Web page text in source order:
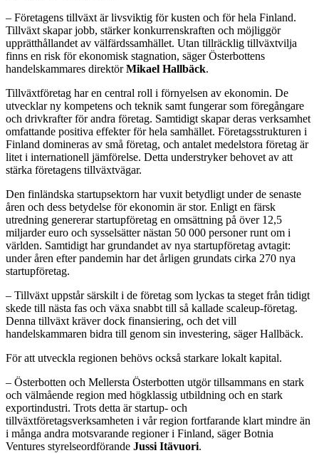
– Företagens tillväxt är livsviktig för kusten och för hela Finland.
Tillväxt skapar jobb, stärker konkurrenskraften och möjliggör
upprätthållandet av välfärdssamhället. Utan tillräcklig tillväxtvilja
finns en risk för ekonomisk stagnation, säger Österbottens
handelskammares direktörMikael Hallbäck.
Tillväxtföretag har en central roll i förnyelsen av ekonomin. De
utvecklar ny kompetens och teknik samt fungerar som föregångare
och drivkrafter för andra företag. Samtidigt skapar deras verksamhet
omfattande positiva effekter för hela samhället. Företagsstrukturen i
Finland domineras av små företag, och antalet medelstora företag är
litet i internationell jämförelse. Detta understryker behovet av att
stärka företagens tillväxtvägar.
Den finländska startupsektorn har vuxit betydligt under de senaste
åren och dess betydelse för ekonomin är stor. Enligt en färsk
utredning genererar startupföretag en omsättning på över 12,5
miljarder euro och sysselsätter nästan 50 000 personer runt om i
världen. Samtidigt har grundandet av nya startupföretag avtagit:
under åren efter pandemin har det årligen grundats cirka 270 nya
startupföretag.
– Tillväxt uppstår särskilt i de företag som lyckas ta steget från tidigt
skede till nästa fas och växa snabbt till så kallade scaleup-företag.
Denna tillväxt kräver dock finansiering, och det vill
handelskammaren bidra till genom sin investering, säger Hallbäck.
För att utveckla regionen behövs också starkare lokalt kapital.
– Österbotten och Mellersta Österbotten utgör tillsammans en stark
och välmående region med högklassig utbildning och en stark
exportindustri. Trots detta är startup- och
tillväxtföretagsverksamheten i vår region fortfarande klart mindre än
i många andra motsvarande regioner i Finland, säger Botnia
Ventures styrelseordförande Jussi Itävuori.